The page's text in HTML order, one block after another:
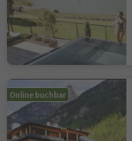
Online buchbar